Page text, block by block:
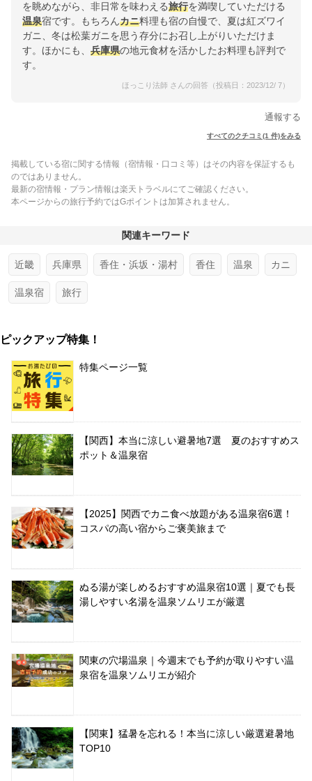
を眺めながら、非日常を味わえる旅行を満喫していただける
温泉宿です。もちろんカニ料理も宿の自慢で、夏は紅ズワイ
ガニ、冬は松葉ガニを思う存分にお召し上がりいただけま
す。ほかにも、 兵庫県の地元食材を活かしたお料理も評判で
す。
ほっこり法師 さんの回答（投稿日：2023/12/ 7）
通報する
すべてのクチコミ(1 件)をみる
掲載している宿に関する情報（宿情報・口コミ等）はその内容を保証するも
のではありません。
最新の宿情報・プラン情報は楽天トラベルにてご確認ください。
本ページからの旅行予約ではGポイントは加算されません。
関連キーワード
近畿 兵庫県 香住・浜坂・湯村 香住 温泉 カニ
温泉宿 旅行
ピックアップ特集！
特集ページ一覧
【関西】本当に涼しい避暑地7選 夏のおすすめス
ポット＆温泉宿
【2025】関西でカニ食べ放題がある温泉宿6選！
コスパの高い宿からご褒美旅まで
ぬる湯が楽しめるおすすめ温泉宿10選｜夏でも長
湯しやすい名湯を温泉ソムリエが厳選
関東の穴場温泉｜今週末でも予約が取りやすい温
泉宿を温泉ソムリエが紹介
【関東】猛暑を忘れる！本当に涼しい厳選避暑地
TOP10